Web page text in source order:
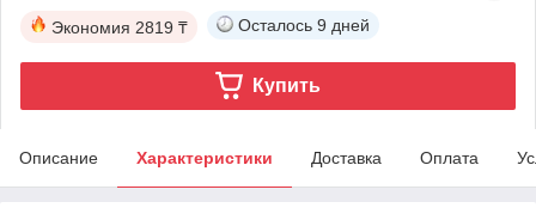
Экономия 2819 ₸ Осталось 9 дней
Купить
Описание Характеристики Доставка Оплата